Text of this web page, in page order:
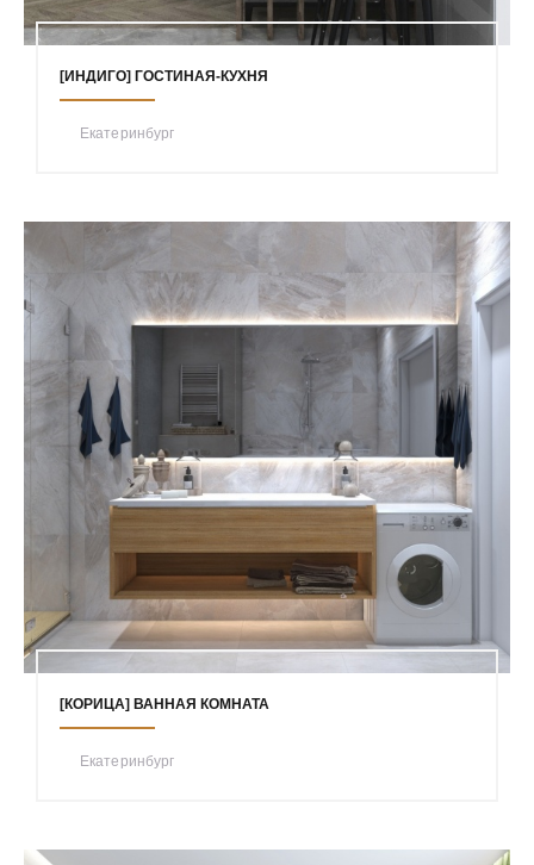
[ИНДИГО] ГОСТИНАЯ-КУХНЯ
Екатеринбург
[КОРИЦА] ВАННАЯ КОМНАТА
Екатеринбург